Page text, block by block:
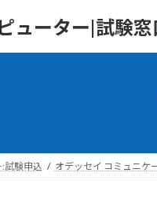
ューター|試験
試験申込 オデッセイ コミュニケ